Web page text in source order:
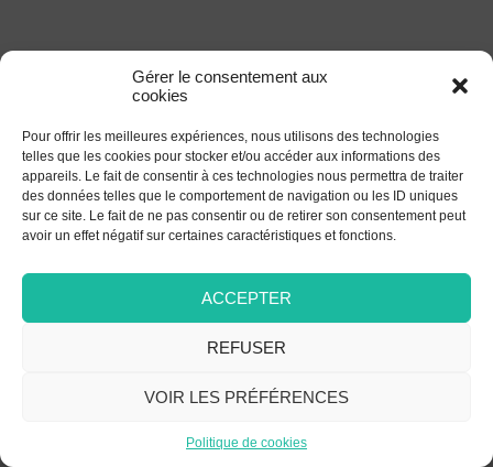
Gérer le consentement aux
cookies
Pour offrir les meilleures expériences, nous utilisons des technologies
telles que les cookies pour stocker et/ou accéder aux informations des
appareils. Le fait de consentir à ces technologies nous permettra de traiter
des données telles que le comportement de navigation ou les ID uniques
sur ce site. Le fait de ne pas consentir ou de retirer son consentement peut
avoir un effet négatif sur certaines caractéristiques et fonctions.
ACCEPTER
REFUSER
VOIR LES PRÉFÉRENCES
Politique de cookies